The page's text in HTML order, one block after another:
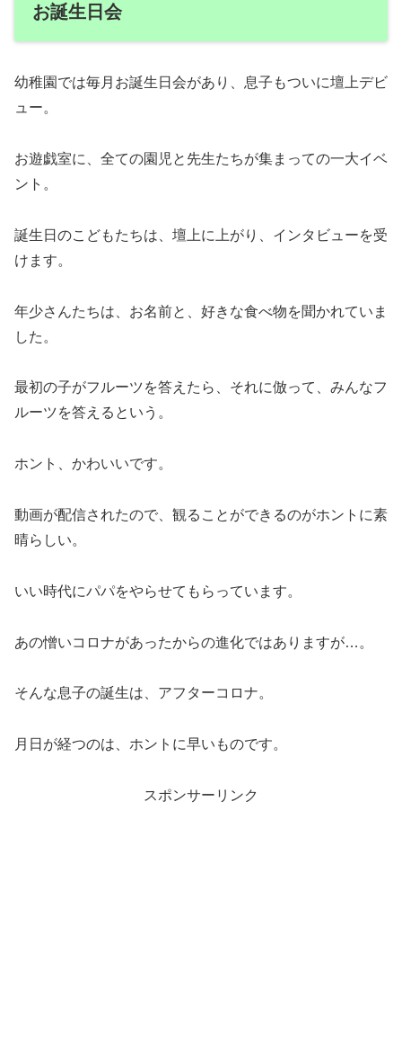
お誕生日会
幼稚園では毎月お誕生日会があり、息子もついに壇上デビ
ュー。
お遊戯室に、全ての園児と先生たちが集まっての一大イベ
ント。
誕生日のこどもたちは、壇上に上がり、インタビューを受
けます。
年少さんたちは、お名前と、好きな食べ物を聞かれていま
した。
最初の子がフルーツを答えたら、それに倣って、みんなフ
ルーツを答えるという。
ホント、かわいいです。
動画が配信されたので、観ることができるのがホントに素
晴らしい。
いい時代にパパをやらせてもらっています。
あの憎いコロナがあったからの進化ではありますが…。
そんな息子の誕生は、アフターコロナ。
月日が経つのは、ホントに早いものです。
スポンサーリンク